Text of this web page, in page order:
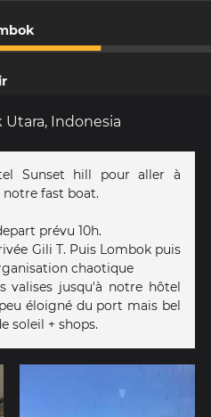
Indonesia
Sunset hill pour aller à
fast boat.
prévu 10h.
Gili T. Puis Lombok puis
chaotique
valises jusqu'à notre hôtel
éloigné du port mais bel
soleil + shops.